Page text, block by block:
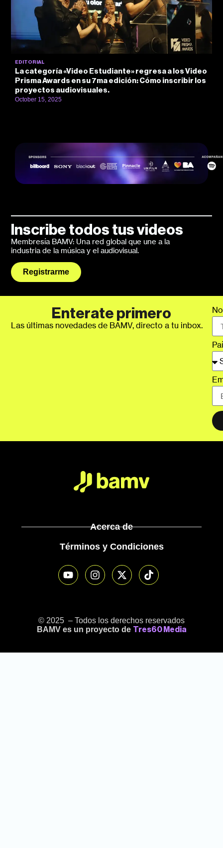
EDITORIAL
La categoría «Video Estudiante» regresa a los Video
Prisma Awards en su 7ma edición: Cómo inscribir los
proyectos audiovisuales.
October 15, 2025
Inscribe todos tus videos
Membresía BAMV: Una red global que une a la
industria de la música y el audiovisual.
Registrarme
Enterate primero
Las últimas novedades de BAMV, directo a tu inbox.
Acerca de
Términos y Condiciones
© 2025 – Todos los derechos reservados
BAMV es un proyecto de Tres60 Media